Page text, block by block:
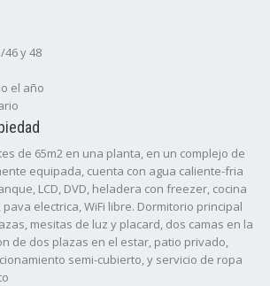
46 y 48
el año
de 65m2 en una planta, en un complejo de
equipada, cuenta con agua caliente-fria
LCD, DVD, heladera con freezer, cocina
electrica, WiFi libre. Dormitorio principal
mesitas de luz y placard, dos camas en la
de dos plazas en el estar, patio privado,
semi-cubierto, y servicio de ropa